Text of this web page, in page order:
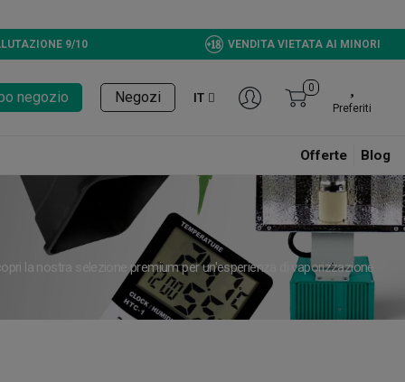
9/10 VENDITA VIETATA AI MINORI
negozio Negozi IT
0
Preferiti
Offerte Blog
la nostra selezione premium per un'esperienza di vaporizzazione